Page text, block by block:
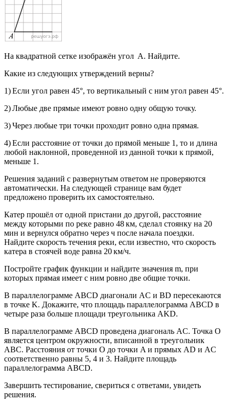
На квадратной сетке изображён угол A. Найдите.
Какие из следующих утверждений верны?
1) Если угол равен 45°, то вертикальный с ним угол равен 45°.
2) Любые две прямые имеют ровно одну общую точку.
3) Через любые три точки проходит ровно одна прямая.
4) Если расстояние от точки до прямой меньше 1, то и длина
любой наклонной, проведенной из данной точки к прямой,
меньше 1.
Решения заданий с развернутым ответом не проверяются
автоматически. На следующей странице вам будет
предложено проверить их самостоятельно.
Катер прошёл от одной пристани до другой, расстояние
между которыми по реке равно 48 км, сделал стоянку на 20
мин и вернулся обратно через ч после начала поездки.
Найдите скорость течения реки, если известно, что скорость
катера в стоячей воде равна 20 км/ч.
Постройте график функции и найдите значения m, при
которых прямая имеет с ним ровно две общие точки.
В параллелограмме ABCD диагонали AC и BD пересекаются
в точке K. Докажите, что площадь параллелограмма ABCD в
четыре раза больше площади треугольника AKD.
В параллелограмме ABCD проведена диагональ AC. Точка O
является центром окружности, вписанной в треугольник
ABC. Расстояния от точки O до точки A и прямых AD и AC
соответственно равны 5, 4 и 3. Найдите площадь
параллелограмма ABCD.
Завершить тестирование, свериться с ответами, увидеть
решения.